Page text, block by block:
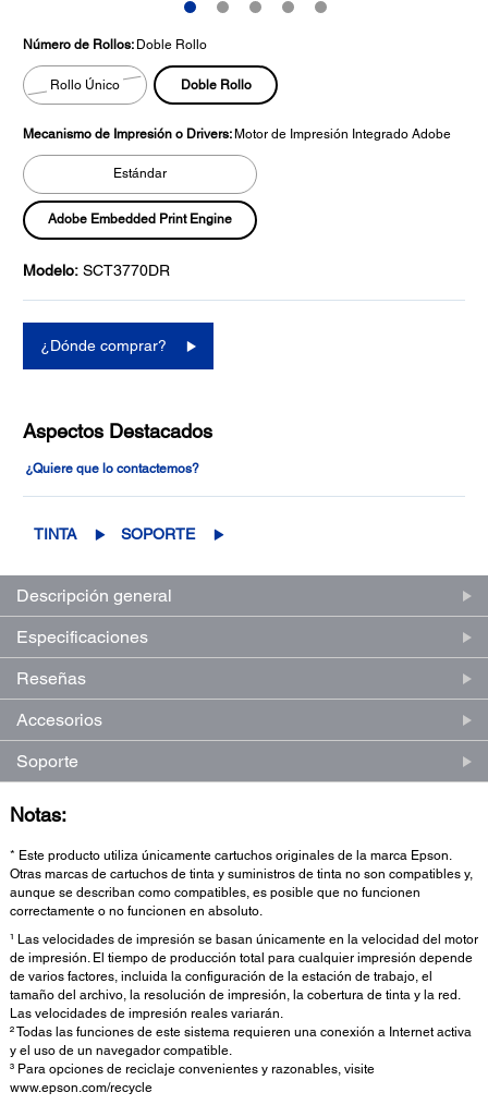
Número de Rollos: Doble Rollo
Rollo Único Doble Rollo
Mecanismo de Impresión o Drivers: Motor de Impresión Integrado Adobe
Estándar
Adobe Embedded Print Engine
Modelo: SCT3770DR
¿Dónde comprar?
Aspectos Destacados
¿Quiere que lo contactemos?
TINTA SOPORTE
Descripción general
Especificaciones
Reseñas
Accesorios
Soporte
Notas:
* Este producto utiliza únicamente cartuchos originales de la marca Epson.
Otras marcas de cartuchos de tinta y suministros de tinta no son compatibles y,
aunque se describan como compatibles, es posible que no funcionen
correctamente o no funcionen en absoluto.
¹ Las velocidades de impresión se basan únicamente en la velocidad del motor
de impresión. El tiempo de producción total para cualquier impresión depende
de varios factores, incluida la configuración de la estación de trabajo, el
tamaño del archivo, la resolución de impresión, la cobertura de tinta y la red.
Las velocidades de impresión reales variarán.
² Todas las funciones de este sistema requieren una conexión a Internet activa
y el uso de un navegador compatible.
³ Para opciones de reciclaje convenientes y razonables, visite
www.epson.com/recycle